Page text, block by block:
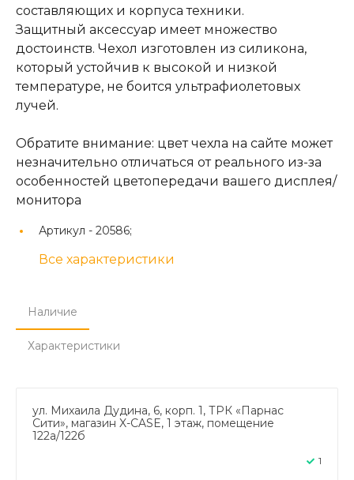
составляющих и корпуса техники.
Защитный аксессуар имеет множество
достоинств. Чехол изготовлен из силикона,
который устойчив к высокой и низкой
температуре, не боится ультрафиолетовых
лучей.
Обратите внимание: цвет чехла на сайте может
незначительно отличаться от реального из-за
особенностей цветопередачи вашего дисплея/
монитора
Артикул - 20586;
Все характеристики
Наличие
Характеристики
ул. Михаила Дудина, 6, корп. 1, ТРК «Парнас
Сити», магазин X-CASE, 1 этаж, помещение
122а/122б
1